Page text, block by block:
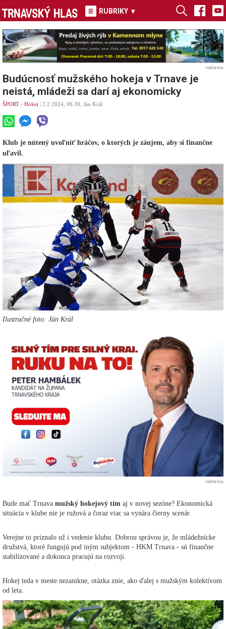
RUBRIKY ▾
reklama
Budúcnosť mužského hokeja v Trnave je
neistá, mládeži sa darí aj ekonomicky
ŠPORT - Hokej | 2.2.2024, 06.30, Ján Král
Klub je nútený uvoľniť hráčov, o ktorých je záujem, aby si finančne
uľavil.
Ilustračné foto: Ján Král
reklama
Bude mať Trnava mužský hokejový tím aj v novej sezóne? Ekonomická
situácia v klube nie je ružová a čoraz viac sa vynára čierny scenár.
Verejne to priznalo už i vedenie klubu. Dobrou správou je, že mládežnícke
družstvá, ktoré fungujú pod iným subjektom - HKM Trnava - sú finančne
stabilizované a dokonca pracujú na rozvoji.
Hokej teda v meste nezanikne, otázka znie, ako ďalej s mužským kolektívom
od leta.